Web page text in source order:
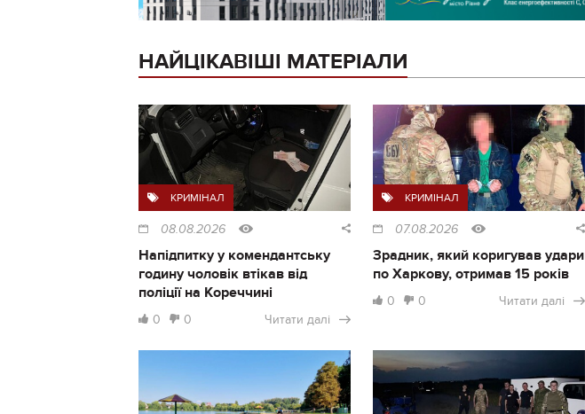
НАЙЦІКАВІШІ МАТЕРІАЛИ
КРИМІНАЛ
08.08.2026
Напідпитку у комендантську
годину чоловік втікав від
поліції на Кореччині
0 0 Читати далі
КРИМІНАЛ
07.08.2026
Зрадник, який коригував удари
по Харкову, отримав 15 років
0 0 Читати далі